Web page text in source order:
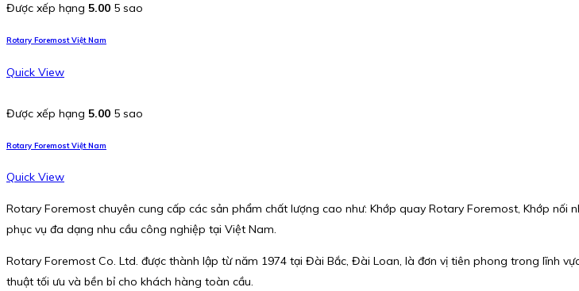
Được xếp hạng 5.00 5 sao
Rotary Foremost Việt Nam
Quick View
Được xếp hạng 5.00 5 sao
Rotary Foremost Việt Nam
Quick View
Rotary Foremost chuyên cung cấp các sản phẩm chất lượng cao như: Khớp quay Rotary Foremost, Khớp
phục vụ đa dạng nhu cầu công nghiệp tại Việt Nam.
Rotary Foremost Co. Ltd. được thành lập từ năm 1974 tại Đài Bắc, Đài Loan, là đơn vị tiên phong trong lĩnh
thuật tối ưu và bền bỉ cho khách hàng toàn cầu.